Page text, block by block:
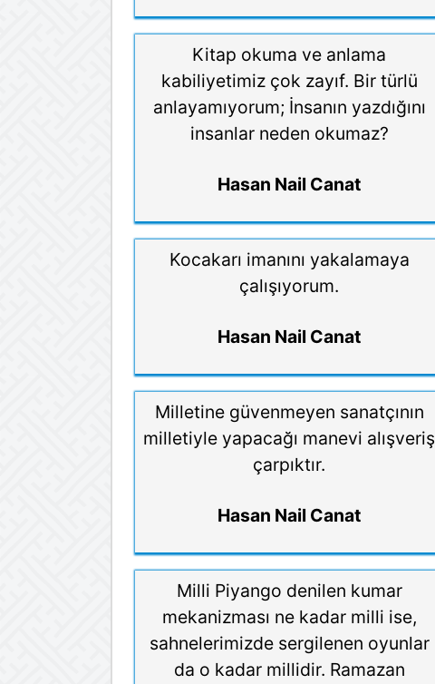
Kitap okuma ve anlama
kabiliyetimiz çok zayıf. Bir türlü
anlayamıyorum; İnsanın yazdığını
insanlar neden okumaz?
Hasan Nail Canat
Kocakarı imanını yakalamaya
çalışıyorum.
Hasan Nail Canat
Milletine güvenmeyen sanatçının
milletiyle yapacağı manevi alışveriş
çarpıktır.
Hasan Nail Canat
Milli Piyango denilen kumar
mekanizması ne kadar milli ise,
sahnelerimizde sergilenen oyunlar
da o kadar millidir. Ramazan